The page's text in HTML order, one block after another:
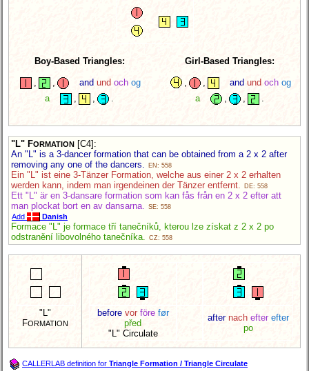
Boy-Based Triangles:
, , and und och og
a
, , .
Girl-Based Triangles:
, , and und och og
a
, , .
"L" FORMATION [C4]:
An "L" is a 3-dancer formation that can be obtained from a 2 x 2 after
removing any one of the dancers.
EN: 558
Ein "L" ist eine 3-Tänzer Formation, welche aus einer 2 x 2 erhalten
werden kann, indem man irgendeinen der Tänzer entfernt.
DE: 558
Ett "L" är en 3-dansare formation som kan fås från en 2 x 2 efter att
man plockat bort en av dansarna.
SE: 558
Add Danish
Formace "L" je formace tří tanečníků, kterou lze získat z 2 x 2 po
odstranění libovolného tanečníka. CZ: 558
"L"
FORMATION
before vor före før
před
"L" Circulate
after nach efter efter
po
CALLERLAB definition for Triangle Formation / Triangle Circulate